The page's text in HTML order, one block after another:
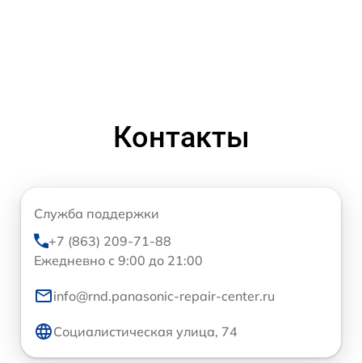
Контакты
Служба поддержки
+7 (863) 209-71-88
Ежедневно с 9:00 до 21:00
info@rnd.panasonic-repair-center.ru
Социалистическая улица, 74